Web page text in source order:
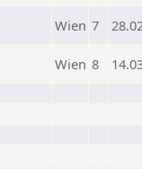
Wien 7
Wien 8